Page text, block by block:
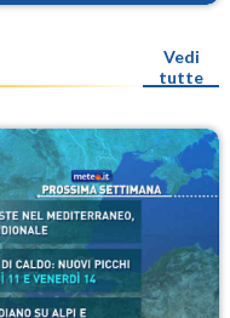
Vedi
tutte